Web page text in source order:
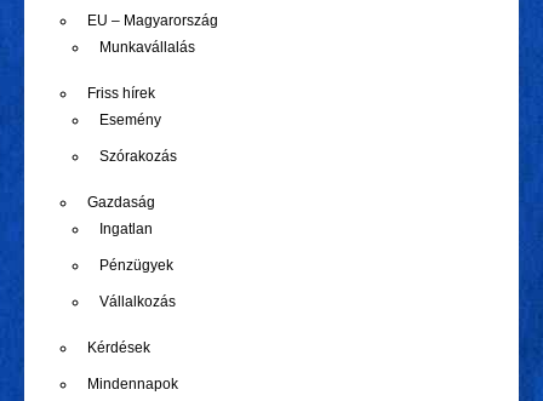
EU – Magyarország
Munkavállalás
Friss hírek
Esemény
Szórakozás
Gazdaság
Ingatlan
Pénzügyek
Vállalkozás
Kérdések
Mindennapok